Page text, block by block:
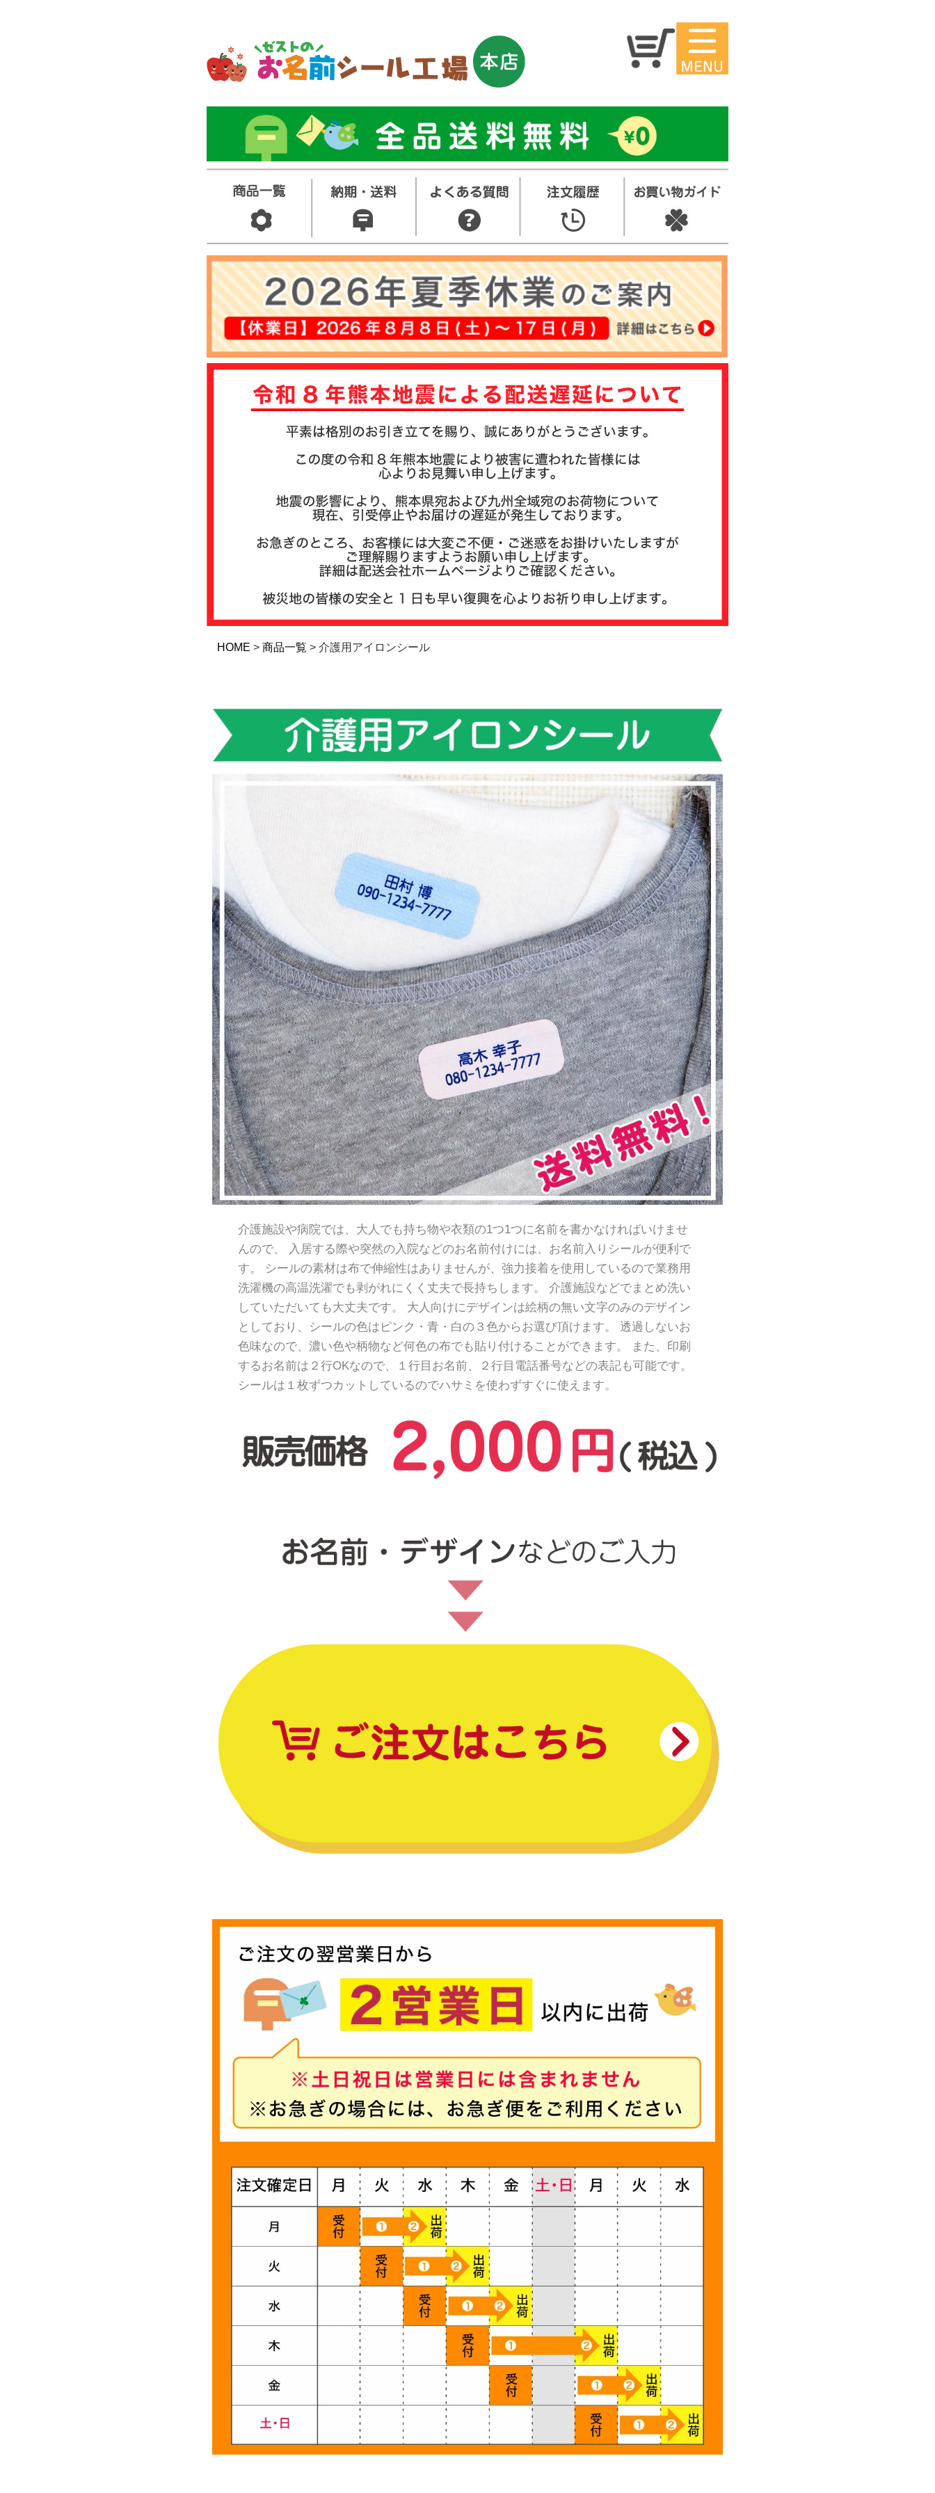
マイページ
お名前シー
ル
お買い得セ
スタンプ
その他
注文履歴
お支払いについて
よくある質問
商品ガイド
会社概要
会員登録
HOME 商品一覧 介護用アイロンシール
介護施設や病院では、大人でも持ち物や衣類の1つ1つに名前を書かなければいけませ
んので、 入居する際や突然の入院などのお名前付けには、お名前入りシールが便利で
す。 シールの素材は布で伸縮性はありませんが、強力接着を使用しているので業務用
洗濯機の高温洗濯でも剥がれにくく丈夫で長持ちします。 介護施設などでまとめ洗い
していただいても大丈夫です。 大人向けにデザインは絵柄の無い文字のみのデザイン
としており、シールの色はピンク・青・白の３色からお選び頂けます。 透過しないお
色味なので、濃い色や柄物など何色の布でも貼り付けることができます。 また、印刷
するお名前は２行OKなので、１行目お名前、２行目電話番号などの表記も可能です。
シールは１枚ずつカットしているのでハサミを使わずすぐに使えます。